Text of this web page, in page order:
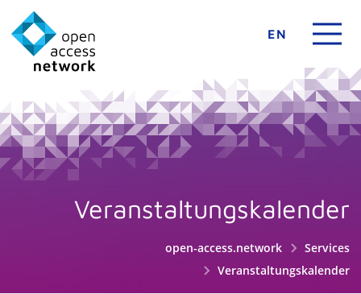
EN
Veranstaltungskalender
open-access.network
Services
Veranstaltungskalender